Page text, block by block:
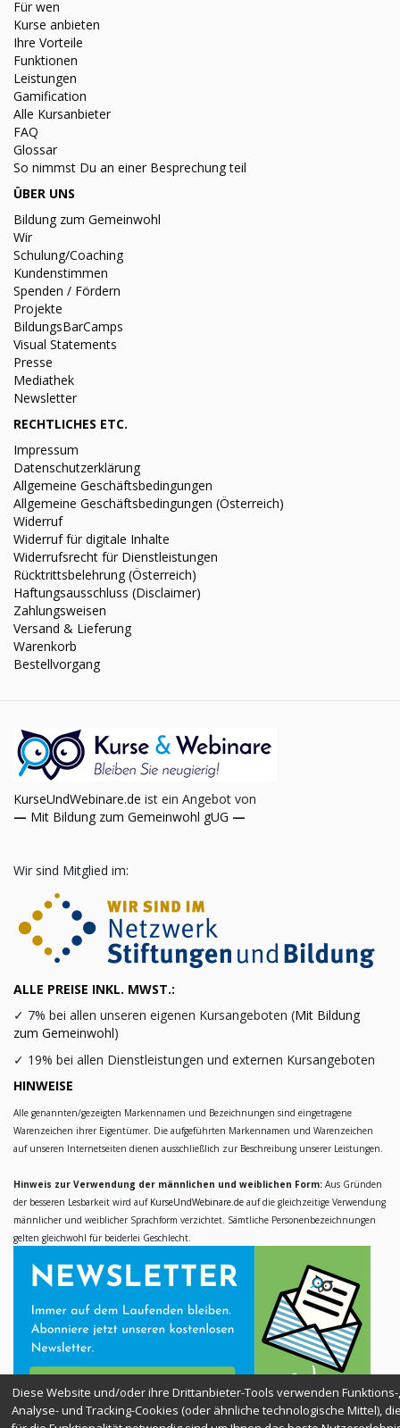
Für wen
Kurse anbieten
Ihre Vorteile
Funktionen
Leistungen
Gamification
Alle Kursanbieter
FAQ
Glossar
So nimmst Du an einer Besprechung teil
ÜBER UNS
Bildung zum Gemeinwohl
Wir
Schulung/Coaching
Kundenstimmen
Spenden / Fördern
Projekte
BildungsBarCamps
Visual Statements
Presse
Mediathek
Newsletter
RECHTLICHES ETC.
Impressum
Datenschutzerklärung
Allgemeine Geschäftsbedingungen
Allgemeine Geschäftsbedingungen (Österreich)
Widerruf
Widerruf für digitale Inhalte
Widerrufsrecht für Dienstleistungen
Rücktrittsbelehrung (Österreich)
Haftungsausschluss (Disclaimer)
Zahlungsweisen
Versand & Lieferung
Warenkorb
Bestellvorgang
KurseUndWebinare.de ist ein Angebot von
— Mit Bildung zum Gemeinwohl gUG —
Wir sind Mitglied im:
ALLE PREISE INKL. MWST.:
✓ 7% bei allen unseren eigenen Kursangeboten (Mit Bildung
zum Gemeinwohl)
✓ 19% bei allen Dienstleistungen und externen Kursangeboten
HINWEISE
Alle genannten/gezeigten Markennamen und Bezeichnungen sind eingetragene
Warenzeichen ihrer Eigentümer. Die aufgeführten Markennamen und Warenzeichen
auf unseren Internetseiten dienen ausschließlich zur Beschreibung unserer Leistungen.
Hinweis zur Verwendung der männlichen und weiblichen Form: Aus Gründen
der besseren Lesbarkeit wird auf KurseUndWebinare.de auf die gleichzeitige Verwendung
männlicher und weiblicher Sprachform verzichtet. Sämtliche Personenbezeichnungen
gelten gleichwohl für beiderlei Geschlecht.
Diese Website und/oder ihre Drittanbieter-Tools verwenden Funktions-,
Analyse- und Tracking-Cookies (oder ähnliche technologische Mittel),